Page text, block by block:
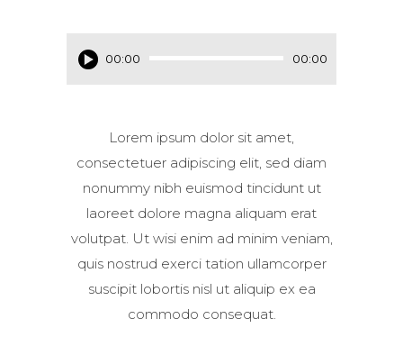
Player
00:00 00:00
Lorem ipsum dolor sit amet,
consectetuer adipiscing elit, sed diam
nonummy nibh euismod tincidunt ut
laoreet dolore magna aliquam erat
volutpat. Ut wisi enim ad minim veniam,
quis nostrud exerci tation ullamcorper
suscipit lobortis nisl ut aliquip ex ea
commodo consequat.